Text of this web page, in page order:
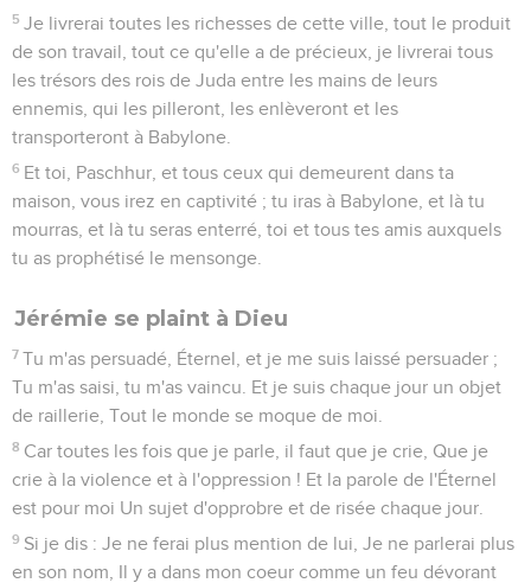
5 Je livrerai toutes les richesses de cette ville, tout le produit
de son travail, tout ce qu'elle a de précieux, je livrerai tous
les trésors des rois de Juda entre les mains de leurs
ennemis, qui les pilleront, les enlèveront et les
transporteront à Babylone.
6 Et toi, Paschhur, et tous ceux qui demeurent dans ta
maison, vous irez en captivité ; tu iras à Babylone, et là tu
mourras, et là tu seras enterré, toi et tous tes amis auxquels
tu as prophétisé le mensonge.
Jérémie se plaint à Dieu
7 Tu m'as persuadé, Éternel, et je me suis laissé persuader ;
Tu m'as saisi, tu m'as vaincu. Et je suis chaque jour un objet
de raillerie, Tout le monde se moque de moi.
8 Car toutes les fois que je parle, il faut que je crie, Que je
crie à la violence et à l'oppression ! Et la parole de l'Éternel
est pour moi Un sujet d'opprobre et de risée chaque jour.
9 Si je dis : Je ne ferai plus mention de lui, Je ne parlerai plus
en son nom, Il y a dans mon coeur comme un feu dévorant